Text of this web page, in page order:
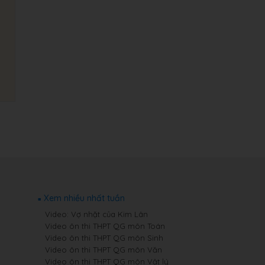
Xem nhiều nhất tuần
Video: Vợ nhặt của Kim Lân
Video ôn thi THPT QG môn Toán
Video ôn thi THPT QG môn Sinh
Video ôn thi THPT QG môn Văn
Video ôn thi THPT QG môn Vật lý